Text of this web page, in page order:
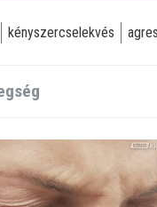
kényszercselekvés